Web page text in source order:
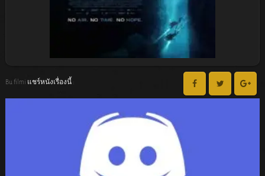
Bu filmi แชร์หนังเรื่องนี้ :